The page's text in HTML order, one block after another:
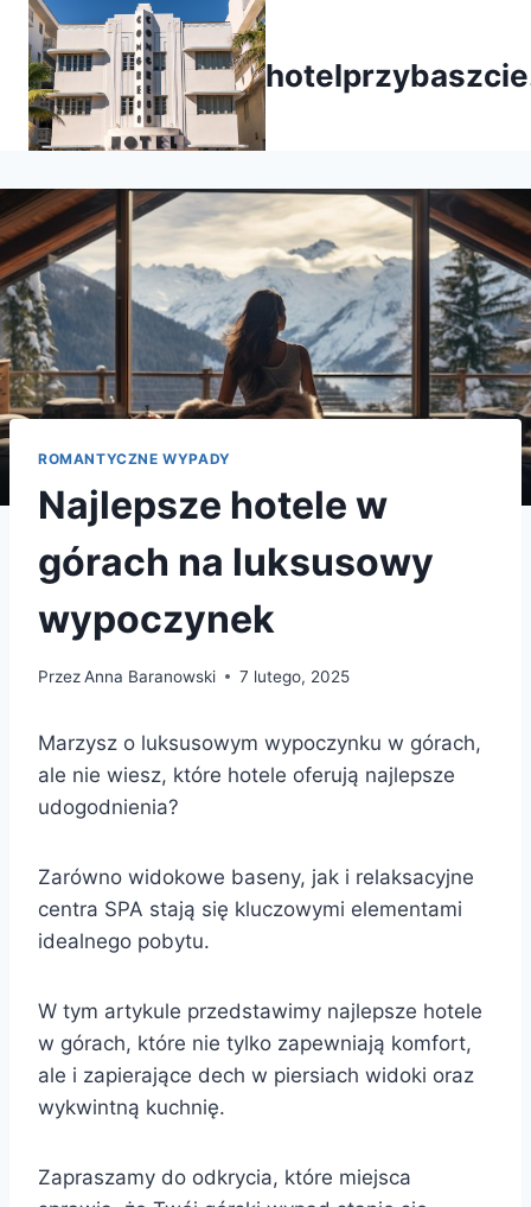
Przejdź
treści
ROMANTYCZNE WYPADY
Najlepsze hotele w
górach na luksusowy
wypoczynek
PrzezAnna Baranowski 7 lutego, 2025
Marzysz o luksusowym wypoczynku w górach,
ale nie wiesz, które hotele oferują najlepsze
udogodnienia?
Zarówno widokowe baseny, jak i relaksacyjne
centra SPA stają się kluczowymi elementami
idealnego pobytu.
W tym artykule przedstawimy najlepsze hotele
w górach, które nie tylko zapewniają komfort,
ale i zapierające dech w piersiach widoki oraz
wykwintną kuchnię.
Zapraszamy do odkrycia, które miejsca